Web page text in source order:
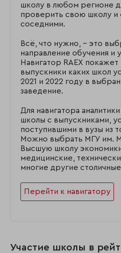
школу в любом регионе
проверить свою школу и
соседними.
Всё, что нужно, – это
направление обучения и
Навигатор RAEX покажет
выпускники каких школ
2021 и 2022 году в
заведение.
Для навигатора
школы с выпускниками,
поступившими в вузы из
Можно выбрать МГУ им.
Высшую школу
медицинские,
многие другие
Перейти к навигатору
Участие школы в